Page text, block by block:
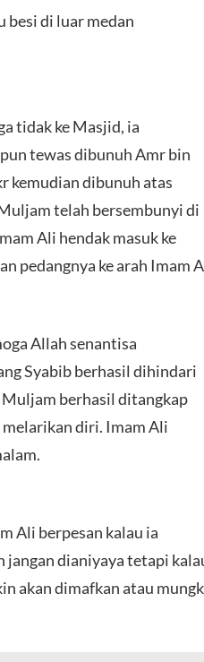
besi di luar medan
tidak ke Masjid, ia
tewas dibunuh Amr bin
kemudian dibunuh atas
telah bersembunyi di
Ali hendak masuk ke
pedangnya ke arah Imam
Allah senantisa
Syabib berhasil dihindari
berhasil ditangkap
diri. Imam Ali
Ali berpesan kalau ia
jangan dianiyaya tetapi
akan dimafkan atau